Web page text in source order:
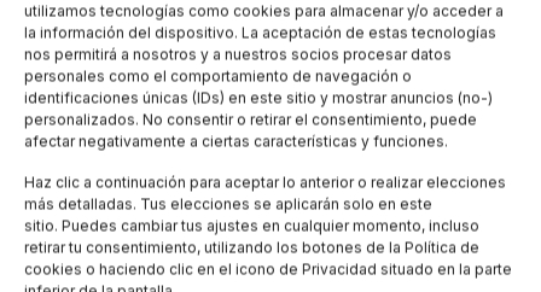
utilizamos tecnologías como cookies para almacenar y/o acceder a
la información del dispositivo. La aceptación de estas tecnologías
nos permitirá a nosotros y a nuestros socios procesar datos
personales como el comportamiento de navegación o
identificaciones únicas (IDs) en este sitio y mostrar anuncios (no-)
personalizados. No consentir o retirar el consentimiento, puede
afectar negativamente a ciertas características y funciones.
Haz clic a continuación para aceptar lo anterior o realizar elecciones
más detalladas. Tus elecciones se aplicarán solo en este
sitio. Puedes cambiar tus ajustes en cualquier momento, incluso
retirar tu consentimiento, utilizando los botones de la Política de
cookies o haciendo clic en el icono de Privacidad situado en la parte
Voli
Noleggio Auto
Blog